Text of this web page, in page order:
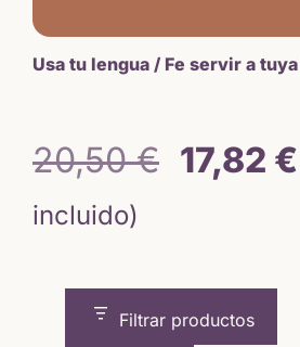
Usa tu lengua / Fe servir a
20,50€ El
era:
17,82 €
incluido)
Filtrar productos